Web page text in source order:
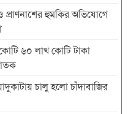
হুমকির অভিযোগে
৬০ লাখ কোটি টাকা
চালু হলো চাঁদাবাজির